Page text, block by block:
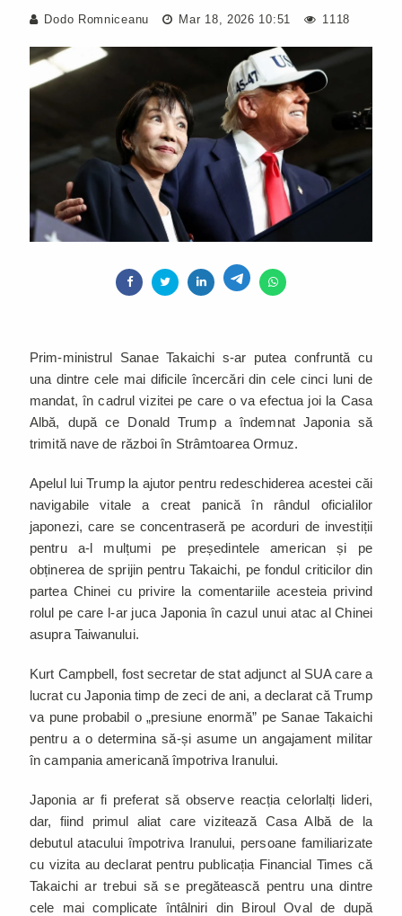
Dodo Romniceanu Mar 18, 2026 10:51 1118
Prim-ministrul Sanae Takaichi s-ar putea confruntă cu
una dintre cele mai dificile încercări din cele cinci luni de
mandat, în cadrul vizitei pe care o va efectua joi la Casa
Albă, după ce Donald Trump a îndemnat Japonia să
trimită nave de război în Strâmtoarea Ormuz.
Apelul lui Trump la ajutor pentru redeschiderea acestei căi
navigabile vitale a creat panică în rândul oficialilor
japonezi, care se concentraseră pe acorduri de investiții
pentru a-l mulțumi pe președintele american și pe
obținerea de sprijin pentru Takaichi, pe fondul criticilor din
partea Chinei cu privire la comentariile acesteia privind
rolul pe care l-ar juca Japonia în cazul unui atac al Chinei
asupra Taiwanului.
Kurt Campbell, fost secretar de stat adjunct al SUA care a
lucrat cu Japonia timp de zeci de ani, a declarat că Trump
va pune probabil o „presiune enormă” pe Sanae Takaichi
pentru a o determina să-și asume un angajament militar
în campania americană împotriva Iranului.
Japonia ar fi preferat să observe reacția celorlalți lideri,
dar, fiind primul aliat care vizitează Casa Albă de la
debutul atacului împotriva Iranului, persoane familiarizate
cu vizita au declarat pentru publicația Financial Times că
Takaichi ar trebui să se pregătească pentru una dintre
cele mai complicate întâlniri din Biroul Oval de după